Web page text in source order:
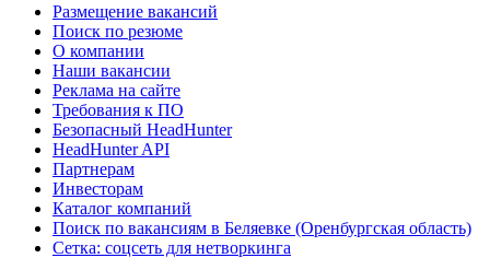
Размещение вакансий
Поиск по резюме
О компании
Наши вакансии
Реклама на сайте
Требования к ПО
Безопасный HeadHunter
HeadHunter API
Партнерам
Инвесторам
Каталог компаний
Поиск по вакансиям в Беляевке (Оренбургская область)
Сетка: соцсеть для нетворкинга